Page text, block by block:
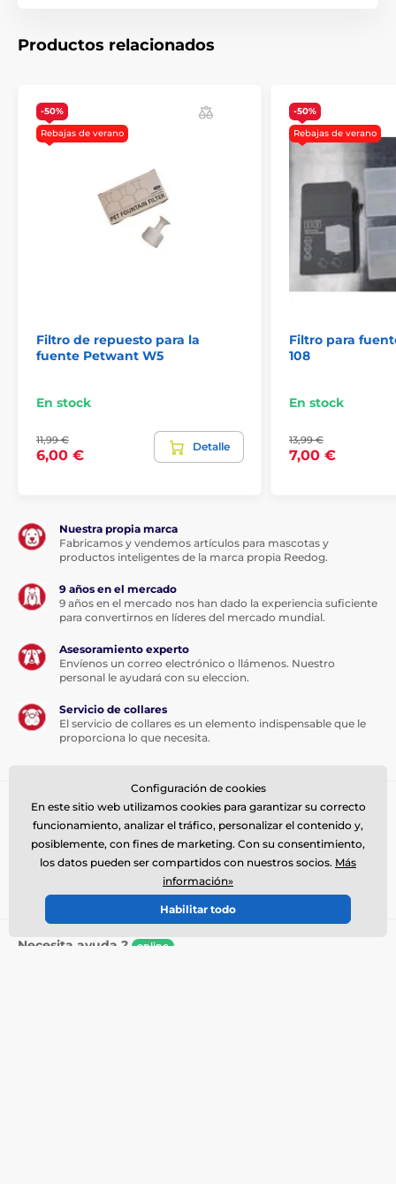
Accesorios Fuentes
Productos relacionados
-50%
Rebajas de verano
Filtro de repuesto para la
fuente Petwant W5
En stock
11,99 €
6,00 €
Detalle
-50%
Rebajas de verano
Filtro para
108
En stock
13,99 €
7,00 €
Nuestra propia marca
Fabricamos y vendemos artículos para mascotas y
productos inteligentes de la marca propia Reedog.
9 años en el mercado
9 años en el mercado nos han dado la experiencia suficiente
para convertirnos en líderes del mercado mundial.
Asesoramiento experto
Envíenos un correo electrónico o llámenos. Nuestro
personal le ayudará con su eleccion.
Servicio de collares
El servicio de collares es un elemento indispensable que le
proporciona lo que necesita.
Suscríbase al boletín de noticias
Introduzca aquí su e-mail Iniciar sesión
Al enviar el formulario acepto eltratamiento de mis
Necesita ayuda ? online
Configuración de cookies
En este sitio web utilizamos cookies para garantizar su correcto
funcionamiento, analizar el tráfico, personalizar el contenido y,
posiblemente, con fines de marketing. Con su consentimiento,
los datos pueden ser compartidos con nuestros socios. Más
información»
Habilitar todo